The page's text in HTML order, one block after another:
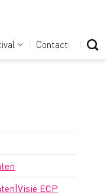
Contact
ECP